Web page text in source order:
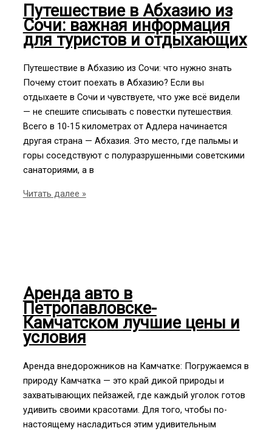
духовного
отдыха
путешественников
Путешествие в Абхазию из
Сочи: важная информация
для туристов и отдыхающих
Путешествие в Абхазию из Сочи: что нужно знать
Почему стоит поехать в Абхазию? Если вы
отдыхаете в Сочи и чувствуете, что уже всё видели
— не спешите списывать с повестки путешествия.
Всего в 10-15 километрах от Адлера начинается
другая страна — Абхазия. Это место, где пальмы и
горы соседствуют с полуразрушенными советскими
санаториями, а в
Путешествие
для
туристов
и
отдыхающих
Читать далее »
Аренда авто в
Петропавловске-
Камчатском лучшие цены и
условия
Аренда внедорожников на Камчатке: Погружаемся в
природу Камчатка — это край дикой природы и
захватывающих пейзажей, где каждый уголок готов
удивить своими красотами. Для того, чтобы по-
настоящему насладиться этим удивительным